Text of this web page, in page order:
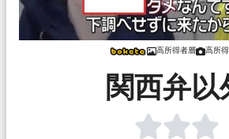
高所得者層 高所
関西弁以